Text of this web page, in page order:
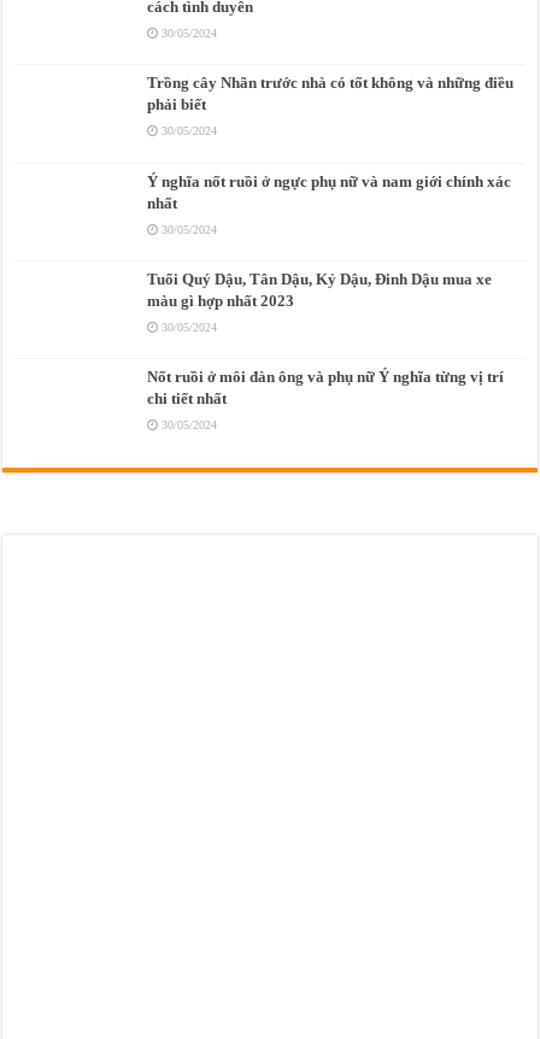
cách tình duyên
30/05/2024
Trồng cây Nhãn trước nhà có tốt không và những điều
phải biết
30/05/2024
Ý nghĩa nốt ruồi ở ngực phụ nữ và nam giới chính xác
nhất
30/05/2024
Tuổi Quý Dậu, Tân Dậu, Kỷ Dậu, Đinh Dậu mua xe
màu gì hợp nhất 2023
30/05/2024
Nốt ruồi ở môi đàn ông và phụ nữ Ý nghĩa từng vị trí
chi tiết nhất
30/05/2024